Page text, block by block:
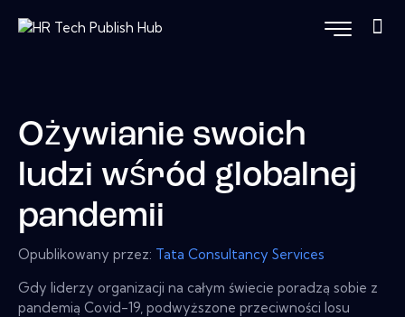
Ożywianie swoich
ludzi wśród globalnej
pandemii
Opublikowany przez: Tata Consultancy Services
Gdy liderzy organizacji na całym świecie poradzą sobie z
pandemią Covid-19, podwyższone przeciwności losu